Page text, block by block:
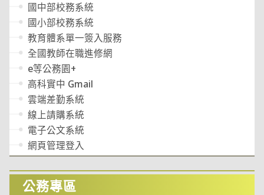
國中部校務系統
國小部校務系統
教育體系單一簽入服務
全國教師在職進修網
e等公務園+
高科實中 Gmail
雲端差勤系統
線上請購系統
電子公文系統
網頁管理登入
公務專區